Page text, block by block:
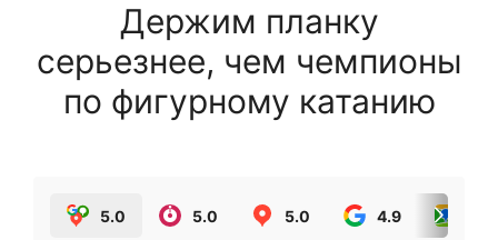
Держим планку
серьезнее, чем чемпионы
по фигурному катанию
5.0 5.0 5.0 4.9